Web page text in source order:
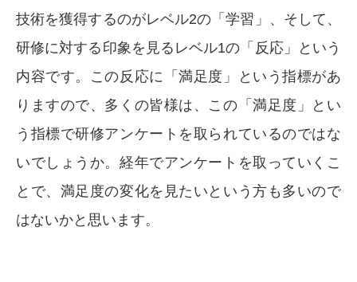
技術を獲得するのがレベル2の「学習」、そして、
研修に対する印象を見るレベル1の「反応」という
内容です。この反応に「満足度」という指標があ
りますので、多くの皆様は、この「満足度」とい
う指標で研修アンケートを取られているのではな
いでしょうか。経年でアンケートを取っていくこ
とで、満足度の変化を見たいという方も多いので
はないかと思います。